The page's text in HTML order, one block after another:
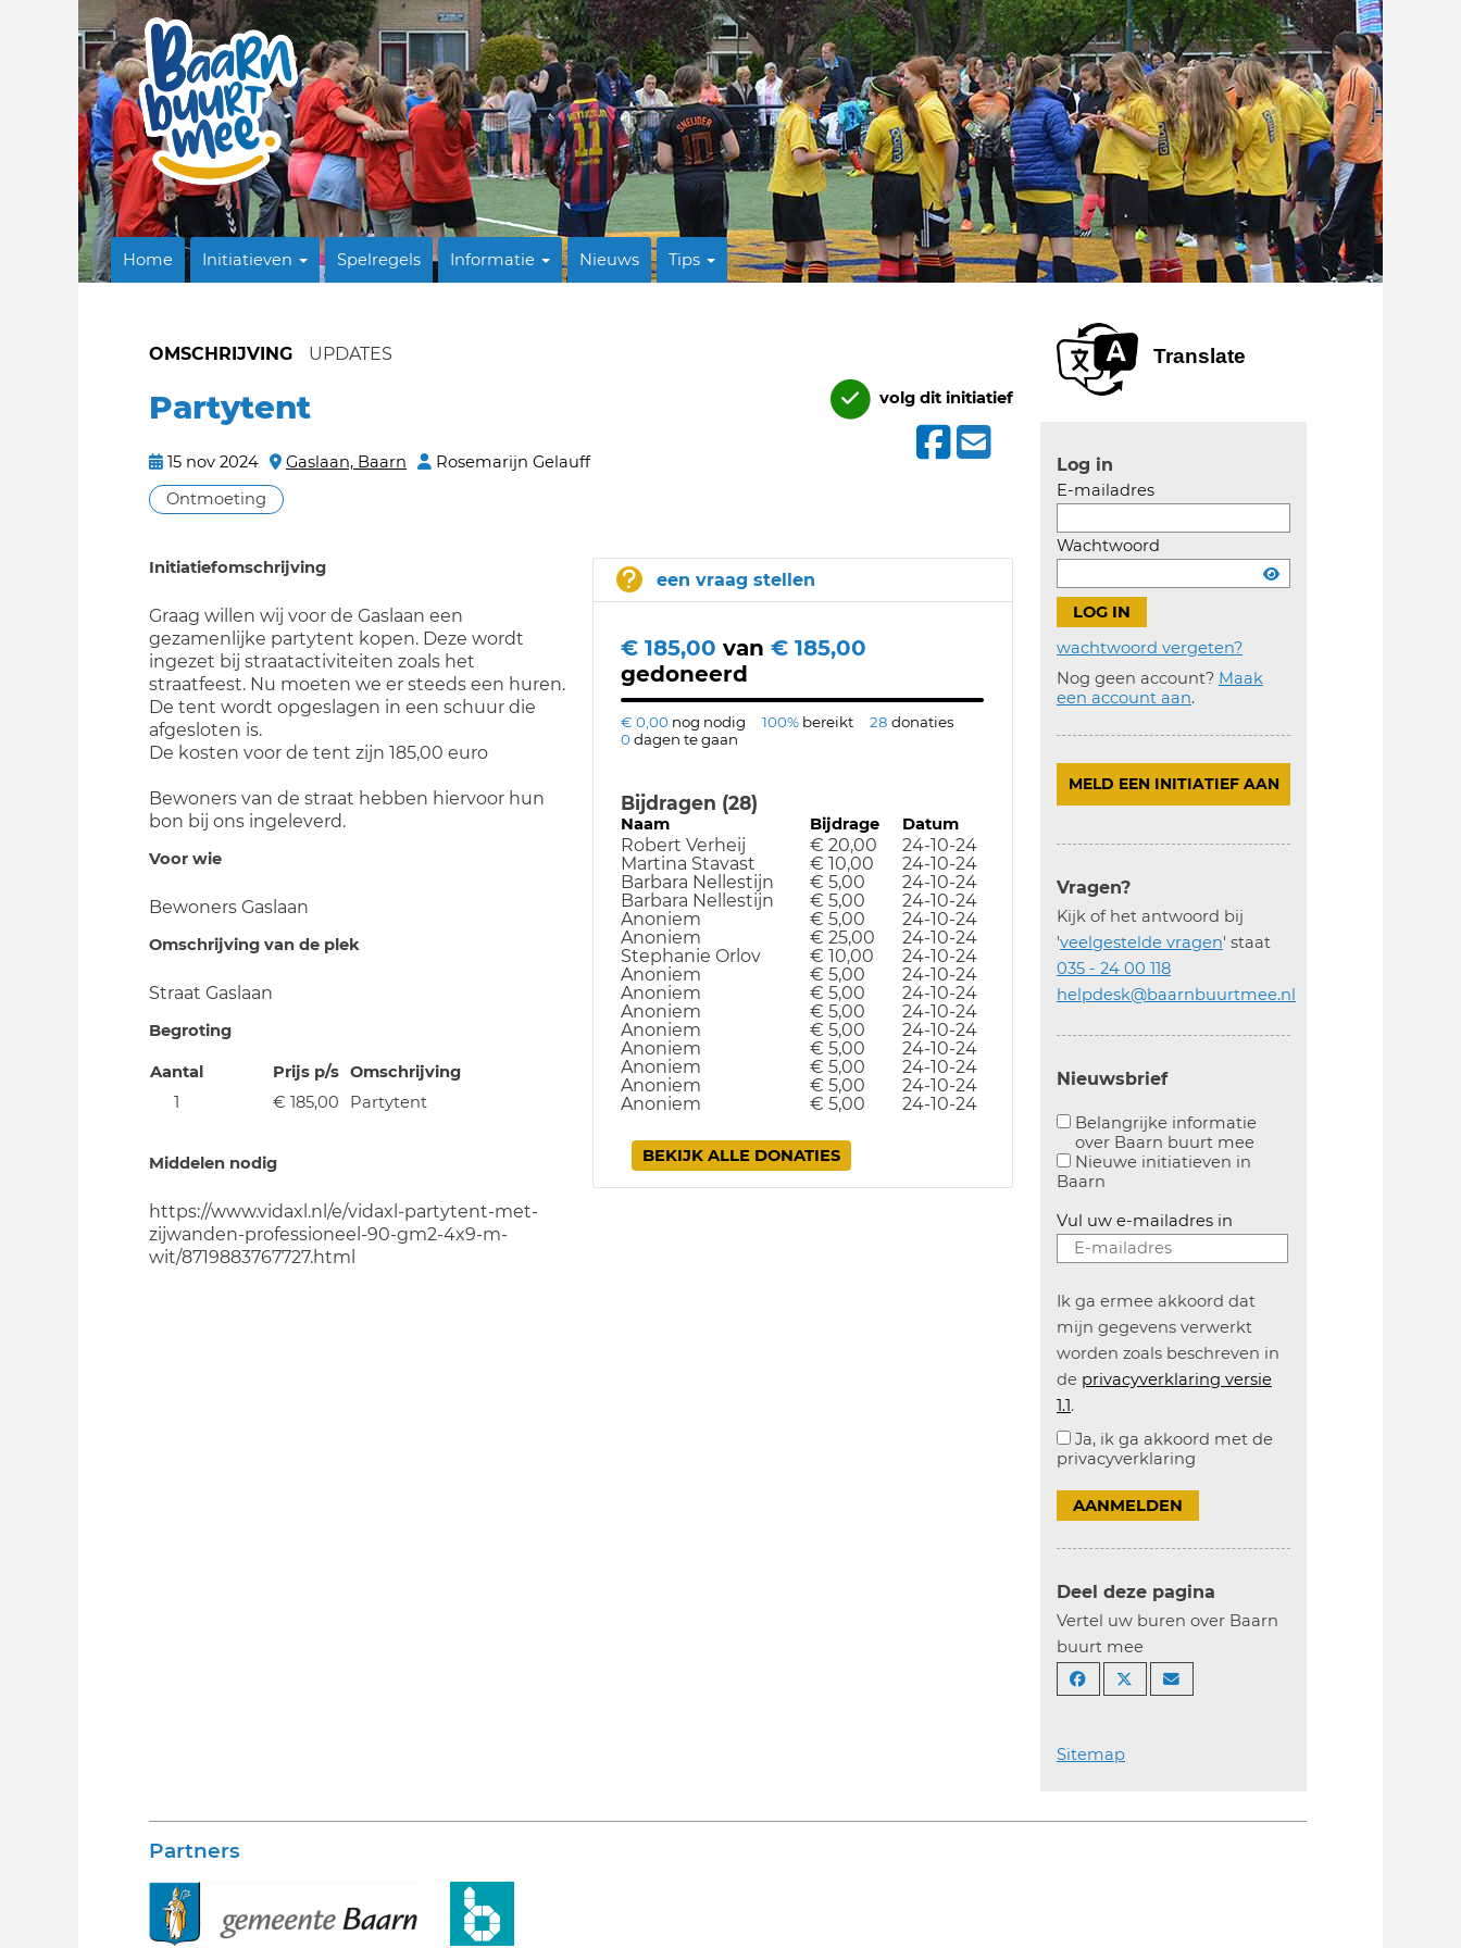
Home Initiatieven Spelregels Informatie Nieuws Tips
OMSCHRIJVING UPDATES
Partytent
15 nov 2024 Gaslaan, Baarn
Rosemarijn Gelauff
Ontmoeting
volg dit initiatief
een vraag stellen
€ 185,00 van € 185,00
gedoneerd
€ 0,00 nog nodig 100% bereikt 28 donaties
0dagen te gaan
Bijdragen (28)
Naam Bijdrage Datum
Robert Verheij € 20,00
24-10-24
Martina Stavast
€ 10,00
24-10-24
Barbara Nellestijn
€ 5,00
24-10-24
Barbara Nellestijn
€ 5,00
24-10-24
Anoniem
€ 5,00
24-10-24
Anoniem
€ 25,00
24-10-24
Stephanie Orlov
€ 10,00
24-10-24
Anoniem
€ 5,00
24-10-24
Anoniem
€ 5,00
24-10-24
Anoniem
€ 5,00
24-10-24
Anoniem
€ 5,00
24-10-24
Anoniem
€ 5,00
24-10-24
Anoniem
€ 5,00
24-10-24
Anoniem
€ 5,00
24-10-24
Anoniem
€ 5,00 24-10-24
BEKIJK ALLE DONATIES
Initiatiefomschrijving
Graag willen wij voor de Gaslaan een
gezamenlijke partytent kopen. Deze wordt
ingezet bij straatactiviteiten zoals het
straatfeest. Nu moeten we er steeds een huren.
De tent wordt opgeslagen in een schuur die
afgesloten is.
De kosten voor de tent zijn 185,00 euro
Bewoners van de straat hebben hiervoor hun
bon bij ons ingeleverd.
Voor wie
Bewoners Gaslaan
Omschrijving van de plek
Straat Gaslaan
Begroting
Aantal Prijs p/s Omschrijving
1
€ 185,00 Partytent
Middelen nodig
https://www.vidaxl.nl/e/vidaxl-partytent-met-
zijwanden-professioneel-90-gm2-4x9-m-
wit/8719883767727.html
Translate
Log in
E-mailadres
Wachtwoord
wachtwoord vergeten?
Nog geen account? Maak
een account aan.
MELD EEN INITIATIEF AAN
Vragen?
Kijk of het antwoord bij
'veelgestelde vragen' staat
035 - 24 00 118
helpdesk@baarnbuurtmee.nl
Nieuwsbrief
Belangrijke informatie
over Baarn buurt mee
Aanvinken om belangrijke informatie over
Nieuwe initiatieven in
Baarn
Vul uw e-mailadres in
Ik ga ermee akkoord dat
mijn gegevens verwerkt
worden zoals beschreven in
de privacyverklaring versie
1.1.
Ja, ik ga akkoord met de
privacyverklaring
AANMELDEN
Deel deze pagina
Vertel uw buren over Baarn
buurt mee
Sitemap
Partners